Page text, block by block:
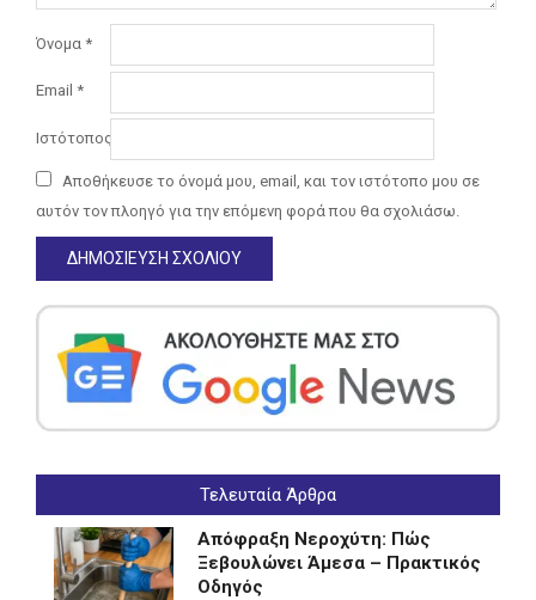
Όνομα *
Email *
Ιστότοπος
Αποθήκευσε το όνομά μου, email, και τον ιστότοπο μου σε
αυτόν τον πλοηγό για την επόμενη φορά που θα σχολιάσω.
Τελευταία Άρθρα
Απόφραξη Νεροχύτη: Πώς
Ξεβουλώνει Άμεσα – Πρακτικός
Οδηγός